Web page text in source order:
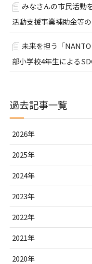
みなさんの市民活動
活動支援事業補助金等
未来を担う「
部小学校4年生による
過去記事一覧
2026年
2025年
2024年
2023年
2022年
2021年
2020年